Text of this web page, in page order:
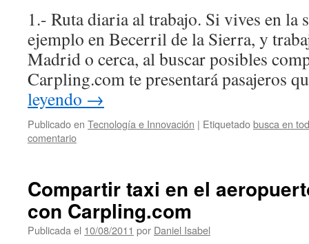
1.- Ruta diaria al trabajo. Si vives en
ejemplo en Becerril de la Sierra, y
Madrid o cerca, al buscar posibles
Carpling.com te presentará pasajeros
leyendo →
Publicado en Tecnología e Innovación | Etiquetadobusca en
comentario
Compartir taxi en el
con Carpling.com
Publicada el 10/08/2011 por Daniel Isabel